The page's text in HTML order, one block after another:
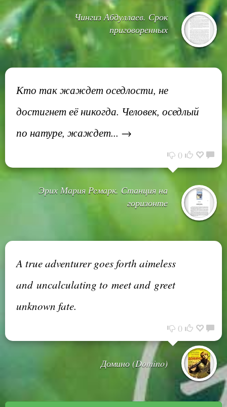
Чингиз Абдуллаев. Срок
приговоренных
Кто так жаждет оседлости, не
достигнет её никогда. Человек, оседлый
по натуре, жаждет... →
0
Эрих Мария Ремарк. Станция на
горизонте
A true adventurer goes forth aimeless
and uncalculating to meet and greet
unknown fate.
0
Домино (Domino)